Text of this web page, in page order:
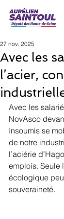
Avec les
l’acier,
27 nov. 2025
Avec les
NovAsco
Insoumis se
de notre
l’aciérie
emplois. Seule
écologique
souveraineté.